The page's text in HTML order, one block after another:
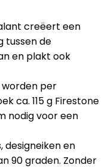
creëert een
tussen de
en plakt ook
worden per
ca. 115 g Firestone
nodig voor een
designeiken en
90 graden. Zonder